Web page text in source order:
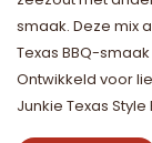
smaak. Deze mix
Texas BBQ-
Ontwikkeld voor
Junkie Texas